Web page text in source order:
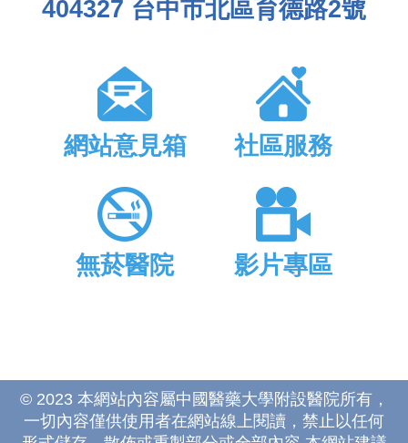
404327 台中市北區育德路2號
網站意見箱 社區服務
無菸醫院 影片專區
© 2023 本網站內容屬中國醫藥大學附設醫院所有，
一切內容僅供使用者在網站線上閱讀，禁止以任何